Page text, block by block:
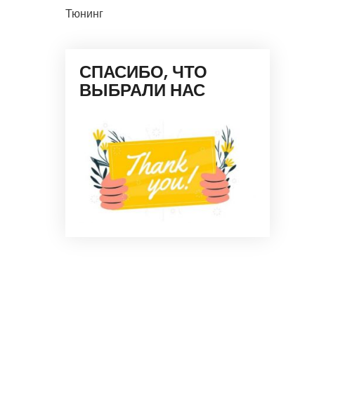
Тюнинг
СПАСИБО, ЧТО
ВЫБРАЛИ НАС